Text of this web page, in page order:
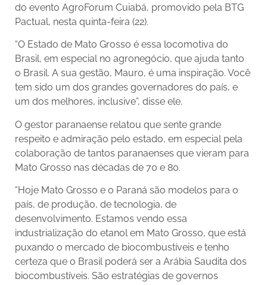
do evento AgroForum Cuiabá, promovido pela BTG
Pactual, nesta quinta-feira (22).
“O Estado de Mato Grosso é essa locomotiva do
Brasil, em especial no agronegócio, que ajuda tanto
o Brasil. A sua gestão, Mauro, é uma inspiração. Você
tem sido um dos grandes governadores do país, e
um dos melhores, inclusive”, disse ele.
O gestor paranaense relatou que sente grande
respeito e admiração pelo estado, em especial pela
colaboração de tantos paranaenses que vieram para
Mato Grosso nas décadas de 70 e 80.
“Hoje Mato Grosso e o Paraná são modelos para o
país, de produção, de tecnologia, de
desenvolvimento. Estamos vendo essa
industrialização do etanol em Mato Grosso, que está
puxando o mercado de biocombustíveis e tenho
certeza que o Brasil poderá ser a Arábia Saudita dos
biocombustíveis. São estratégias de governos